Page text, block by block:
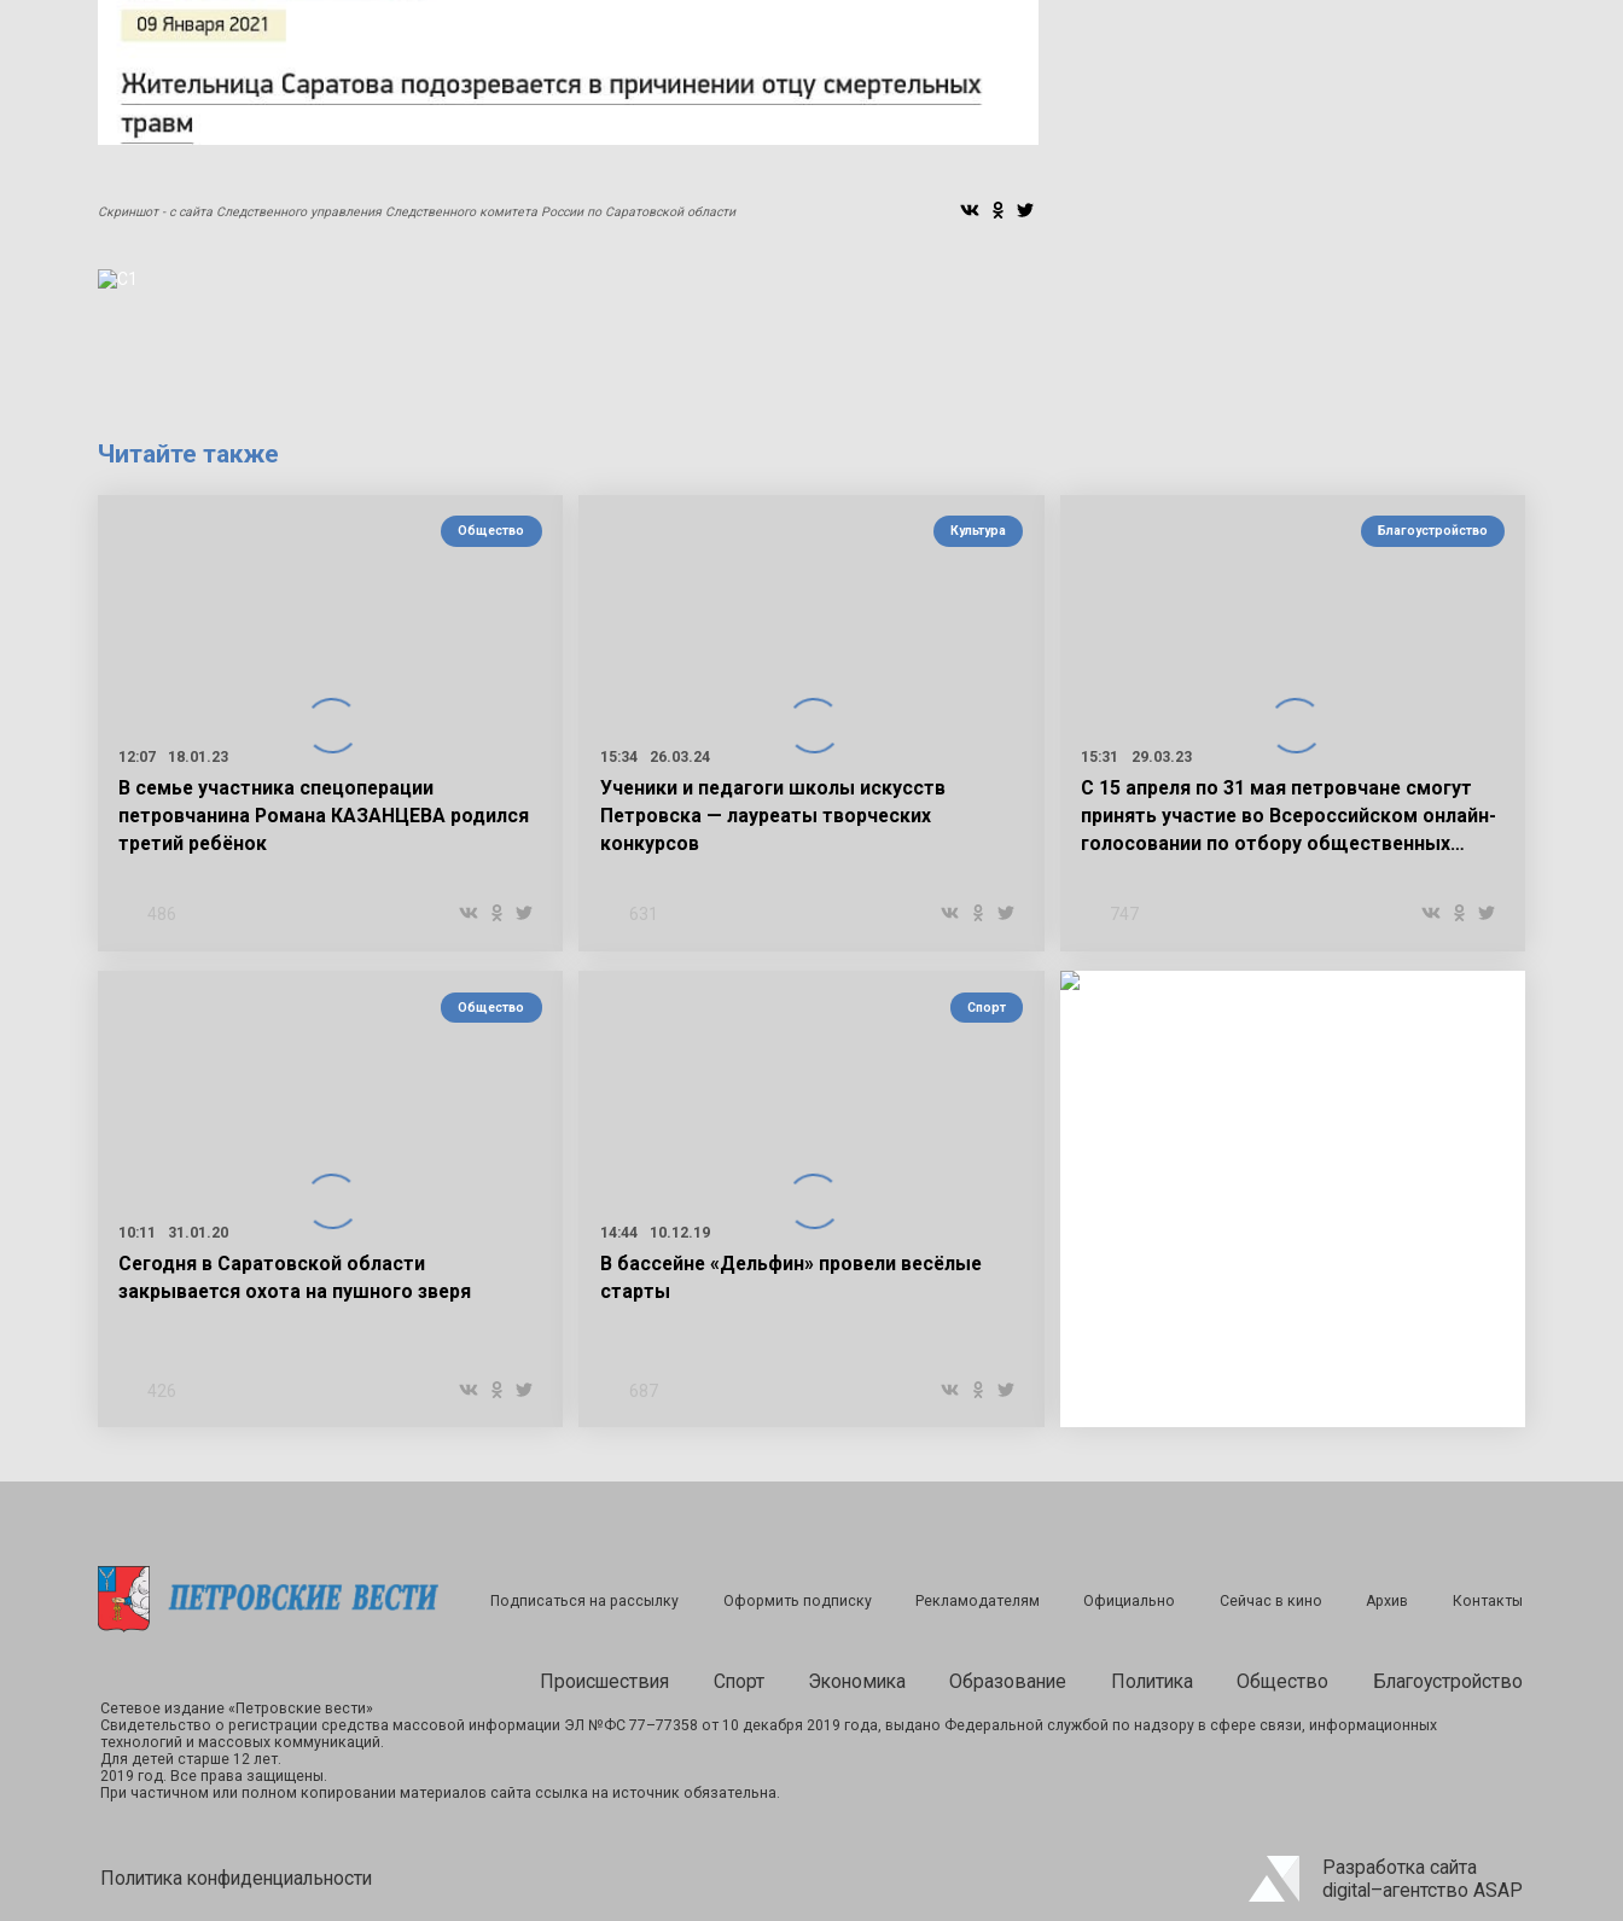
Скриншот - с сайта Следственного управления Следственного комитета России по Саратовской области
Читайте также
Общество
12:07 18.01.23
В семье участника спецоперации
петровчанина Романа КАЗАНЦЕВА родился
третий ребёнок
Культура
15:34 26.03.24
Ученики и педагоги школы искусств
Петровска — лауреаты творческих
конкурсов
Благоустройство
15:31 29.03.23
С 15 апреля по 31 мая петровчане смогут
принять участие во Всероссийском онлайн-
голосовании по отбору общественных…
Общество
10:11 31.01.20
Сегодня в Саратовской области
закрывается охота на пушного зверя
Спорт
14:44 10.12.19
В бассейне «Дельфин» провели весёлые
старты
Подписаться на рассылку Оформить подписку Рекламодателям Официально Сейчас в кино Архив Контакты
Происшествия Спорт Экономика Образование Политика Общество Благоустройство
Сетевое издание «Петровские вести»
Свидетельство о регистрации средства массовой информации ЭЛ №ФС 77–77358 от 10 декабря 2019 года, выдано Федеральной службой по надзору в сфере связи, информационных
технологий и массовых коммуникаций.
Для детей старше 12 лет.
2019 год. Все права защищены.
При частичном или полном копировании материалов сайта ссылка на источник обязательна.
Политика конфиденциальности
Разработка сайта
digital–агентство ASAP